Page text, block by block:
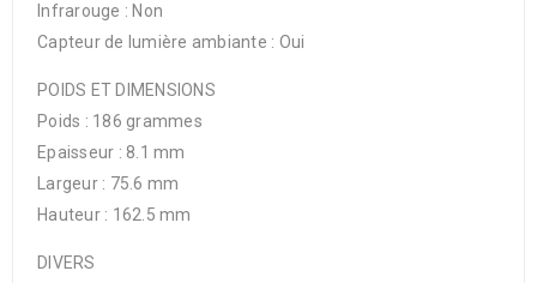
Infrarouge : Non
Capteur de lumière ambiante : Oui
POIDS ET DIMENSIONS
Poids : 186 grammes
Epaisseur : 8.1 mm
Largeur : 75.6 mm
Hauteur : 162.5 mm
DIVERS